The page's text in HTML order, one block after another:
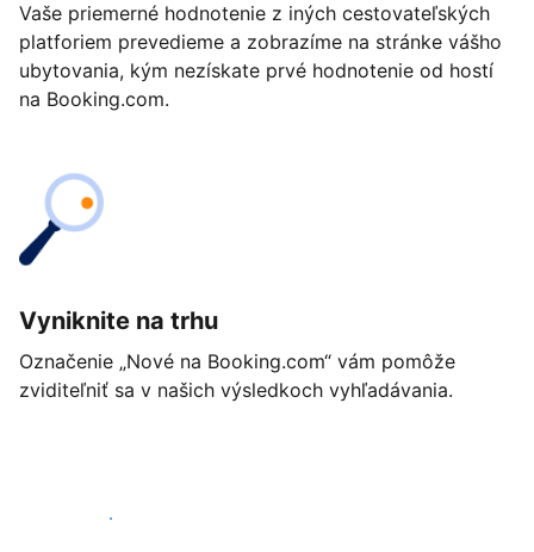
Vaše priemerné hodnotenie z iných cestovateľských
platforiem prevedieme a zobrazíme na stránke vášho
ubytovania, kým nezískate prvé hodnotenie od hostí
na Booking.com.
Vyniknite na trhu
Označenie „Nové na Booking.com“ vám pomôže
zviditeľniť sa v našich výsledkoch vyhľadávania.
Začať ešte dnes